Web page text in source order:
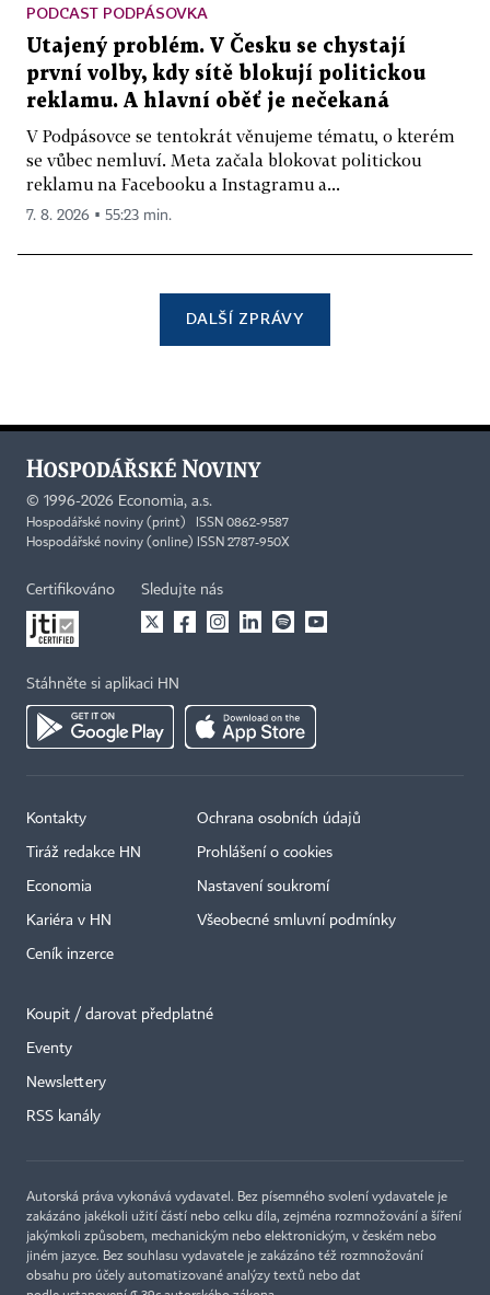
PODCAST PODPÁSOVKA
Utajený problém. V Česku se chystají
první volby, kdy sítě blokují politickou
reklamu. A hlavní oběť je nečekaná
V Podpásovce se tentokrát věnujeme tématu, o kterém
se vůbec nemluví. Meta začala blokovat politickou
reklamu na Facebooku a Instagramu a...
7. 8. 2026 ▪ 55:23 min.
DALŠÍ ZPRÁVY
© 1996-2026 Economia, a.s.
Hospodářské noviny (print) ISSN 0862-9587
Hospodářské noviny (online) ISSN 2787-950X
Certifikováno Sledujte nás
Stáhněte si aplikaci HN
Kontakty
Tiráž redakce HN
Economia
Kariéra v HN
Ceník inzerce
Ochrana osobních údajů
Prohlášení o cookies
Nastavení soukromí
Všeobecné smluvní podmínky
Koupit / darovat předplatné
Eventy
Newslettery
RSS kanály
Autorská práva vykonává vydavatel. Bez písemného svolení vydavatele je
zakázáno jakékoli užití částí nebo celku díla, zejména rozmnožování a šíření
jakýmkoli způsobem, mechanickým nebo elektronickým, v českém nebo
jiném jazyce. Bez souhlasu vydavatele je zakázáno též rozmnožování
obsahu pro účely automatizované analýzy textů nebo dat